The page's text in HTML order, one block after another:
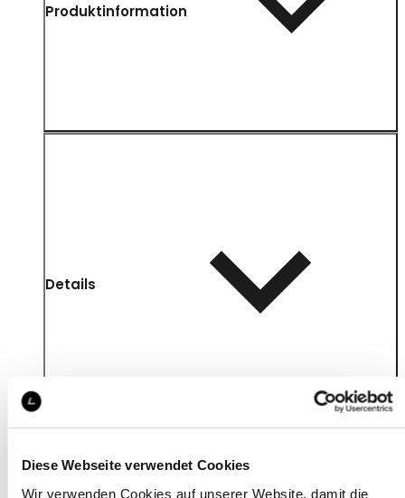
Diese Webseite verwendet Cookies
Wir verwenden Cookies auf unserer Website, damit die
Produktinformation
Details